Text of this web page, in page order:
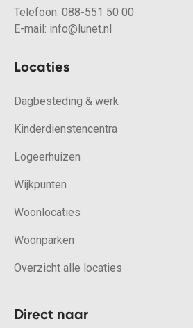
Telefoon: 088-551 50 00
E-mail: info@lunet.nl
Locaties
Dagbesteding & werk
Kinderdienstencentra
Logeerhuizen
Wijkpunten
Woonlocaties
Woonparken
Overzicht alle locaties
Direct naar